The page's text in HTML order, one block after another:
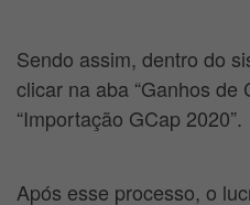
Sendo assim, dentro do
clicar na aba “Ganhos de
“Importação GCap 2020”.
Após esse processo, o